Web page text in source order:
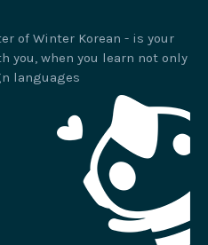
of Winter Korean - is your
you, when you learn not only
languages